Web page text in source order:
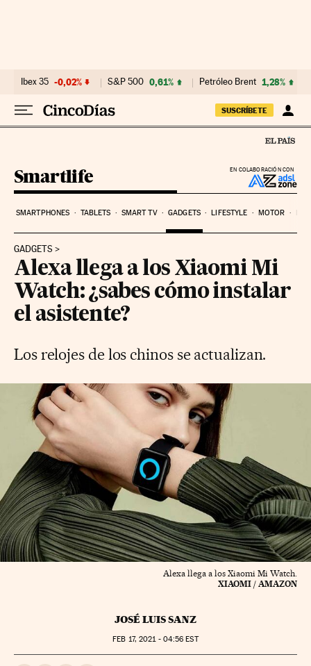
Ibex 35 -0,02% S&P 500 0,61% Petróleo Brent 1,28%
SUSCRÍBETE
EN COLABORACIÓN CON
Smartlife
SMARTPHONES TABLETS SMART TV GADGETS LIFESTYLE MOTOR
GADGETS
Alexa llega a los Xiaomi Mi
Watch: ¿sabes cómo instalar
el asistente?
Los relojes de los chinos se actualizan.
Alexa llega a los Xiaomi Mi Watch.
XIAOMI / AMAZON
JOSÉ LUIS SANZ
FEB 17, 2021 - 04:56 EST